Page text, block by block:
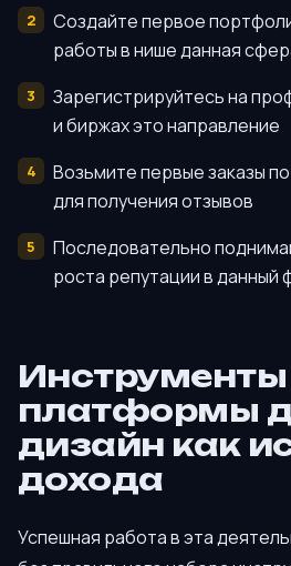
Создайте первое
работы в нише данная
Зарегистрируйтесь на
и биржах это направление
Возьмите первые заказы
для получения отзывов
Последовательно
роста репутации в данный
Инструменты
платформы
дизайн как
дохода
Успешная работа в эта